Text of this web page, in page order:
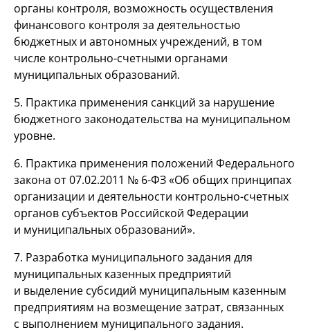
органы контроля, возможность осуществления
финансового контроля за деятельностью
бюджетных и автономных учреждений, в том
числе контрольно-счетными органами
муниципальных образований.
5. Практика применения санкций за нарушение
бюджетного законодательства на муниципальном
уровне.
6. Практика применения положений Федерального
закона от 07.02.2011 № 6-ФЗ«Об общих принципах
организации и деятельности контрольно-счетных
органов субъектов Российской Федерации
и муниципальных образований».
7. Разработка муниципального задания для
муниципальных казенных предприятий
и выделение субсидий муниципальным казенным
предприятиям на возмещение затрат, связанных
с выполнением муниципального задания.